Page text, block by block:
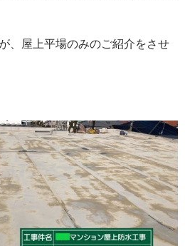
、屋上平場のみのご紹介をさせ